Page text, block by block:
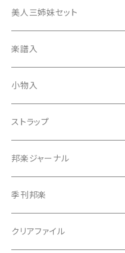
ひざゴム・胴ゴム・おひざもと
天神袋
天神巾着
指すり
つぼシール
撥皮・撥皮のり
胴板
美人三姉妹セット
楽譜入
小物入
ストラップ
邦楽ジャーナル
季刊邦楽
クリアファイル